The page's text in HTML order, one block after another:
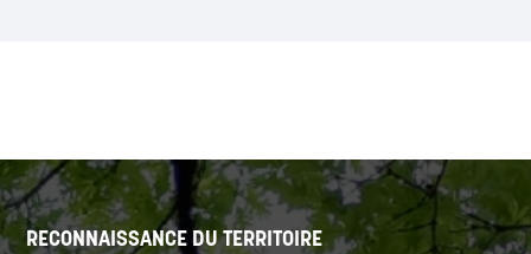
RECONNAISSANCE DU TERRITOIRE